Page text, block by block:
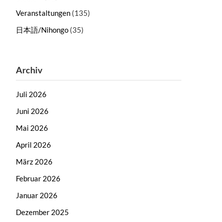
Veranstaltungen(135)
日本語/Nihongo(35)
Archiv
Juli 2026
Juni 2026
Mai 2026
April 2026
März 2026
Februar 2026
Januar 2026
Dezember 2025